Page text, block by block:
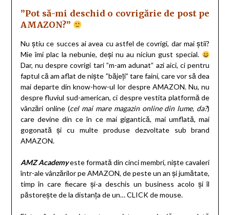
”Pot să-mi deschid o covrigărie de post pe
AMAZON?”
Nu știu ce succes ai avea cu astfel de covrigi, dar mai știi?
Mie îmi plac la nebunie, deși nu au niciun gust special.
Dar, nu despre covrigi tari ”m-am adunat” azi aici, ci pentru
faptul că am aflat de niște ”băjeți” tare faini, care vor să dea
mai departe din know-how-ul lor despre AMAZON. Nu, nu
despre fluviul sud-american, ci despre vestita platformă de
vânzări online (cel mai mare magazin online din lume, da?)
care devine din ce în ce mai gigantică, mai umflată, mai
gogonată și cu multe produse dezvoltate sub brand
AMAZON.
AMZ Academyeste formată din cinci membri, niște cavaleri
într-ale vânzărilor pe AMAZON, de peste un an și jumătate,
timp în care fiecare și-a deschis un business acolo și îl
păstorește de la distanța de un… CLICK de mouse.